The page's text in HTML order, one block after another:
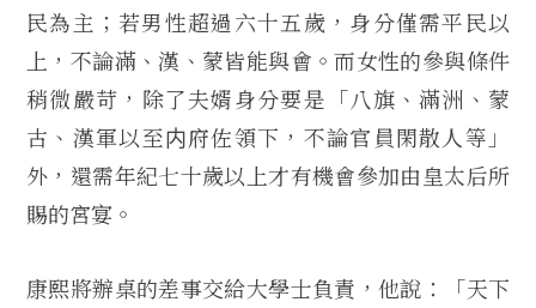
民為主；若男性超過六十五歲，身分僅需平民以
上，不論滿、漢、蒙皆能與會。而女性的參與條件
稍微嚴苛，除了夫婿身分要是「八旗、滿洲、蒙
古、漢軍以至内府佐領下，不論官員閑散人等」
外，還需年紀七十歲以上才有機會參加由皇太后所
賜的宮宴。
康熙將辦桌的差事交給大學士負責，他說：「天下